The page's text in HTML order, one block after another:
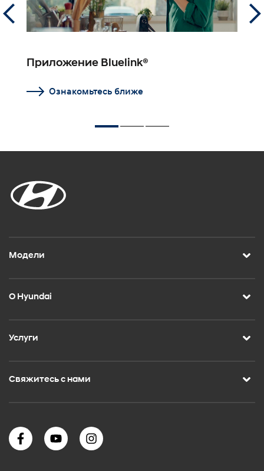
Приложение Bluelink®
Ознакомьтесь ближе
Модели
О Hyundai
Услуги
Свяжитесь с нами